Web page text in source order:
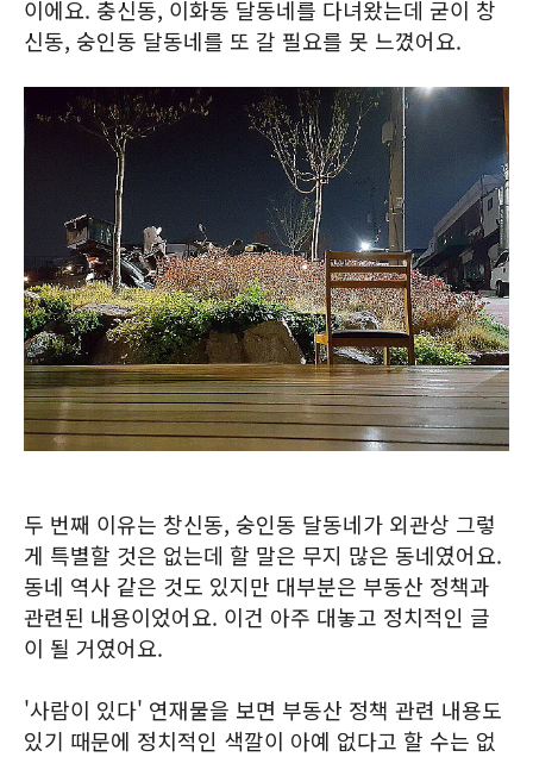
이에요. 충신동, 이화동 달동네를 다녀왔는데 굳이 창
신동, 숭인동 달동네를 또 갈 필요를 못 느꼈어요.
두 번째 이유는 창신동, 숭인동 달동네가 외관상 그렇
게 특별할 것은 없는데 할 말은 무지 많은 동네였어요.
동네 역사 같은 것도 있지만 대부분은 부동산 정책과
관련된 내용이었어요. 이건 아주 대놓고 정치적인 글
이 될 거였어요.
'사람이 있다' 연재물을 보면 부동산 정책 관련 내용도
있기 때문에 정치적인 색깔이 아예 없다고 할 수는 없